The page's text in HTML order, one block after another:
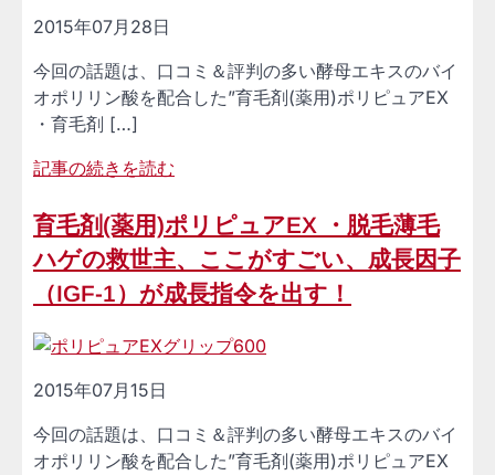
2015年07月28日
今回の話題は、口コミ＆評判の多い酵母エキスのバイ
オポリリン酸を配合した”育毛剤(薬用)ポリピュアEX
・育毛剤 […]
記事の続きを読む
育毛剤(薬用)ポリピュアEX ・脱毛薄毛
ハゲの救世主、ここがすごい、成長因子
（IGF-1）が成長指令を出す！
2015年07月15日
今回の話題は、口コミ＆評判の多い酵母エキスのバイ
オポリリン酸を配合した”育毛剤(薬用)ポリピュアEX